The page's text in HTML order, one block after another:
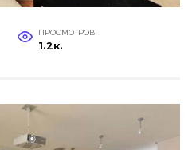
ПРОСМОТРОВ
1.2к.